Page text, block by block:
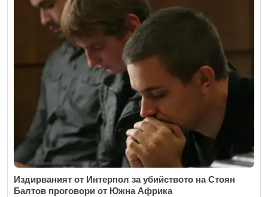
Издирваният от Интерпол за убийството на Стоян
Балтов проговори от Южна Африка